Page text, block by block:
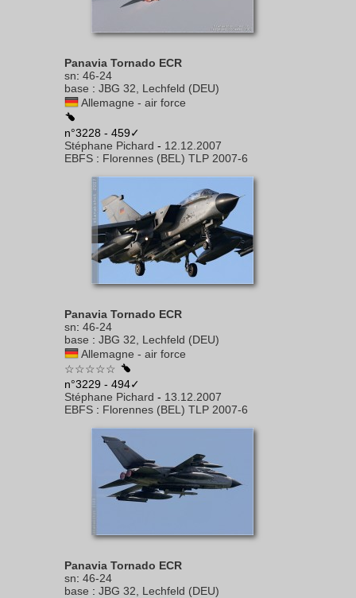
Panavia Tornado ECR
sn: 46-24
base : JBG 32, Lechfeld (DEU)
Allemagne - air force
n°3228 - 459✓
Stéphane Pichard - 12.12.2007
EBFS : Florennes (BEL) TLP 2007-6
Panavia Tornado ECR
sn: 46-24
base : JBG 32, Lechfeld (DEU)
Allemagne - air force
☆☆☆☆☆
n°3229 - 494✓
Stéphane Pichard - 13.12.2007
EBFS : Florennes (BEL) TLP 2007-6
Panavia Tornado ECR
sn: 46-24
base : JBG 32, Lechfeld (DEU)